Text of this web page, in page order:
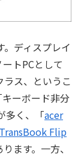
。ディスプレイ
トPCとして
ス、というこ
ーボード非分
多く、「acer
Flip
ます。一方、